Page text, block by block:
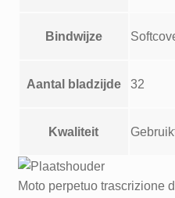
Bindwijze
Aantal bladzijde 32
Kwaliteit
Moto perpetuo trascrizione